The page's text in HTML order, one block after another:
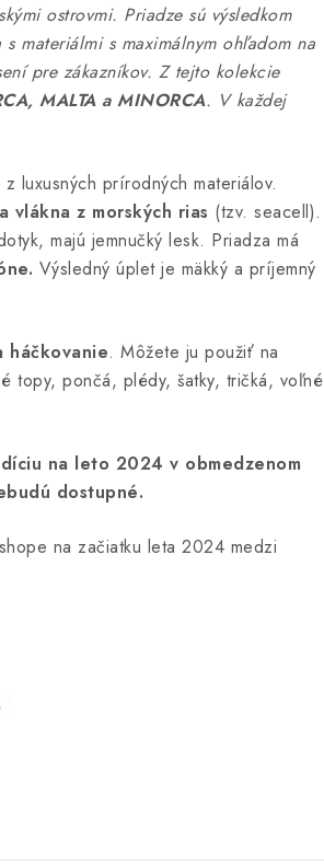
ostrovmi. Priadze sú výsledkom
materiálmi s maximálnym ohľadom na
pre zákazníkov. Z tejto kolekcie
MALTA a MINORCA. V každej
luxusných prírodných materiálov.
vlákna z morských rias (tzv. seacell).
majú jemnučký lesk. Priadza má
Výsledný úplet je mäkký a príjemný
háčkovanie. Môžete ju použiť na
topy, pončá, plédy, šatky, tričká, voľné
na leto 2024 v obmedzenom
dostupné.
na začiatku leta 2024 medzi